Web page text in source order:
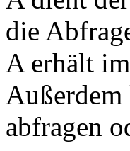
die
A erhält
abfragen